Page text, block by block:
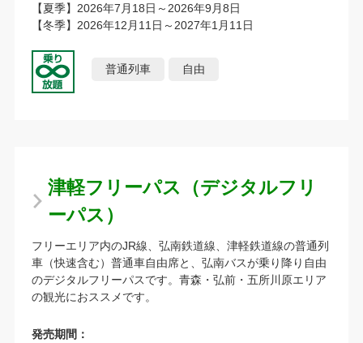
【夏季】2026年7月18日～2026年9月8日
【冬季】2026年12月11日～2027年1月11日
普通列車 自由
津軽フリーパス（デジタルフリ
ーパス）
フリーエリア内のJR線、弘南鉄道線、津軽鉄道線の普通列
車（快速含む）普通車自由席と、弘南バスが乗り降り自由
のデジタルフリーパスです。青森・弘前・五所川原エリア
の観光におススメです。
発売期間：